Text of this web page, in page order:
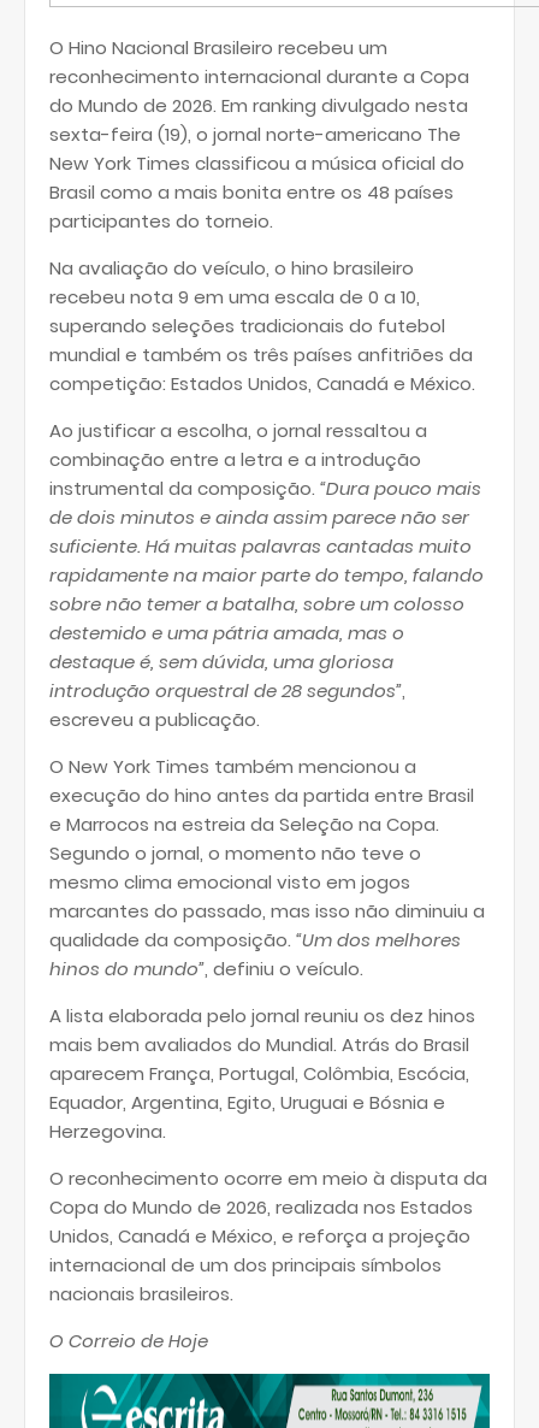
O Hino Nacional Brasileiro recebeu um
reconhecimento internacional durante a Copa
do Mundo de 2026. Em ranking divulgado nesta
sexta-feira (19), o jornal norte-americano The
New York Times classificou a música oficial do
Brasil como a mais bonita entre os 48 países
participantes do torneio.
Na avaliação do veículo, o hino brasileiro
recebeu nota 9 em uma escala de 0 a 10,
superando seleções tradicionais do futebol
mundial e também os três países anfitriões da
competição: Estados Unidos, Canadá e México.
Ao justificar a escolha, o jornal ressaltou a
combinação entre a letra e a introdução
instrumental da composição. “Dura pouco mais
de dois minutos e ainda assim parece não ser
suficiente. Há muitas palavras cantadas muito
rapidamente na maior parte do tempo, falando
sobre não temer a batalha, sobre um colosso
destemido e uma pátria amada, mas o
destaque é, sem dúvida, uma gloriosa
introdução orquestral de 28 segundos”,
escreveu a publicação.
O New York Times também mencionou a
execução do hino antes da partida entre Brasil
e Marrocos na estreia da Seleção na Copa.
Segundo o jornal, o momento não teve o
mesmo clima emocional visto em jogos
marcantes do passado, mas isso não diminuiu a
qualidade da composição. “Um dos melhores
hinos do mundo”, definiu o veículo.
A lista elaborada pelo jornal reuniu os dez hinos
mais bem avaliados do Mundial. Atrás do Brasil
aparecem França, Portugal, Colômbia, Escócia,
Equador, Argentina, Egito, Uruguai e Bósnia e
Herzegovina.
O reconhecimento ocorre em meio à disputa da
Copa do Mundo de 2026, realizada nos Estados
Unidos, Canadá e México, e reforça a projeção
internacional de um dos principais símbolos
nacionais brasileiros.
O Correio de Hoje